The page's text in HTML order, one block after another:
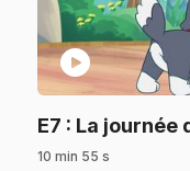
play_circle
E7 : La journée
10 min 55 s